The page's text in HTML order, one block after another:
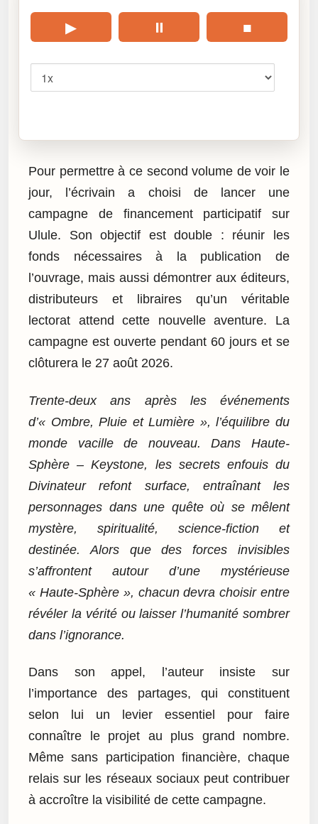
▶ ⏸ ■
Pour permettre à ce second volume de voir le
jour, l’écrivain a choisi de lancer une
campagne de financement participatif sur
Ulule. Son objectif est double : réunir les
fonds nécessaires à la publication de
l’ouvrage, mais aussi démontrer aux éditeurs,
distributeurs et libraires qu’un véritable
lectorat attend cette nouvelle aventure. La
campagne est ouverte pendant 60 jours et se
clôturera le 27 août 2026.
Trente-deux ans après les événements
d’« Ombre, Pluie et Lumière », l’équilibre du
monde vacille de nouveau. Dans Haute-
Sphère – Keystone, les secrets enfouis du
Divinateur refont surface, entraînant les
personnages dans une quête où se mêlent
mystère, spiritualité, science-fiction et
destinée. Alors que des forces invisibles
s’affrontent autour d’une mystérieuse
« Haute-Sphère », chacun devra choisir entre
révéler la vérité ou laisser l’humanité sombrer
dans l’ignorance.
Dans son appel, l’auteur insiste sur
l’importance des partages, qui constituent
selon lui un levier essentiel pour faire
connaître le projet au plus grand nombre.
Même sans participation financière, chaque
relais sur les réseaux sociaux peut contribuer
à accroître la visibilité de cette campagne.